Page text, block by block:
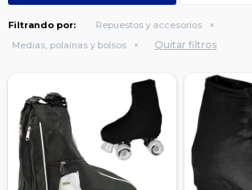
Filtrando por:
Repuestos y accesorios
Medias, polainas y bolsos
Quitar filtros